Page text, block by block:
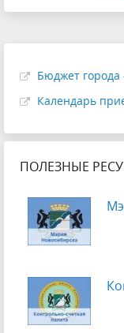
Бюджет города
Календарь
ПОЛЕЗНЫЕ